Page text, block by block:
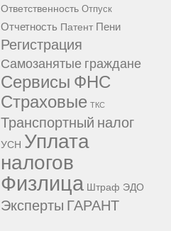
Ответственность Отпуск
Отчетность Патент Пени
Регистрация
Самозанятые граждане
Сервисы ФНС
Страховые ТКС
Транспортный налог
УСН Уплата
налогов
Физлица Штраф ЭДО
Эксперты ГАРАНТ